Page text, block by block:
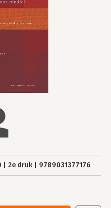
2e druk 9789031377176